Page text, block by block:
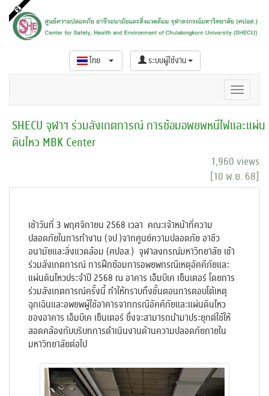
ไทย ระบบผู้ใช้งาน
SHECU จุฬาฯ ร่วมสังเกตการณ์ การซ้อมอพยพหนีไฟและแผ่น
ดินไหว MBK Center
1,960 views
[10 พ.ย. 68]
เช้าวันที่ 3 พฤศจิกายน 2568 เวลา คณะเจ้าหน้าที่ความ
ปลอดภัยในการทำงาน (จป.)จากศูนย์ความปลอดภัย อาชีว
อนามัยและสิ่งแวดล้อม (ศปอส.) จุฬาลงกรณ์มหาวิทยาลัย เข้า
ร่วมสังเกตการณ์ การฝึกซ้อมการอพยพกรณีเหตุอัคคีภัยและ
แผ่นดินไหวประจำปี 2568 ณ อาคาร เอ็มบีเค เซ็นเตอร์ โดยการ
ร่วมสังเกตการณ์ครั้งนี้ ทำให้ทราบถึงขั้นตอนการตอบโต้เหตุ
ฉุกเฉินและอพยพผู้ใช้อาคารจากกรณีอัคคีภัยและแผ่นดินไหว
ของอาคาร เอ็มบีเค เซ็นเตอร์ ซึ่งจะสามารถนำมาประยุกต์ใช้ให้
สอดคล้องกับบริบทการดำเนินงานด้านความปลอดภัยภายใน
มหาวิทยาลัยต่อไป